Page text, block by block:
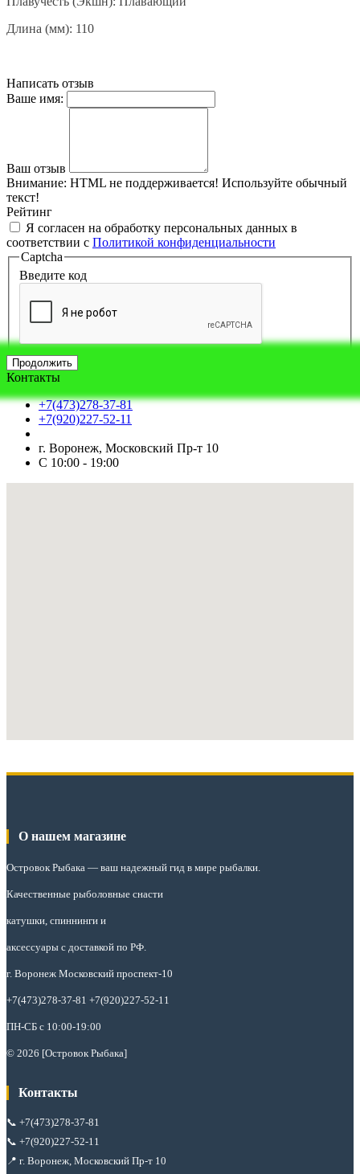
Длина (мм): 110
Написать отзыв
Ваше имя:
Ваш отзыв
Внимание: HTML не поддерживается! Используйте обычный
текст!
Рейтинг
Я согласен на обработку персональных данных в
соответствии с Политикой конфиденциальности
Captcha
Введите код
Продолжить
Контакты
+7(473)278-37-81
+7(920)227-52-11
г. Воронеж, Московский Пр-т 10
С 10:00 - 19:00
О нашем магазине
Островок Рыбака — ваш надежный гид в мире рыбалки.
Качественные рыболовные снасти
катушки, спиннинги и
аксессуары с доставкой по РФ.
г. Воронеж Московский проспект-10
+7(473)278-37-81 +7(920)227-52-11
ПН-СБ с 10:00-19:00
© 2026 [Островок Рыбака]
Контакты
📞 +7(473)278-37-81
📞 +7(920)227-52-11
📍 г. Воронеж, Московский Пр-т 10